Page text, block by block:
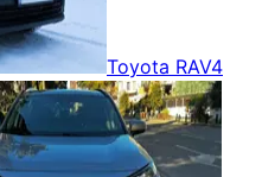
Toyota RAV4